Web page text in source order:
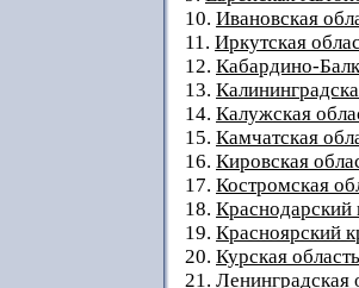
10. Ивановская
11. Иркутская
12. Кабардино-
13.
14. Калужская
15. Камчатская
16. Кировская
17. Костромская
18. Краснодарский
19. Красноярский
20. Курская область
21. Ленинградская